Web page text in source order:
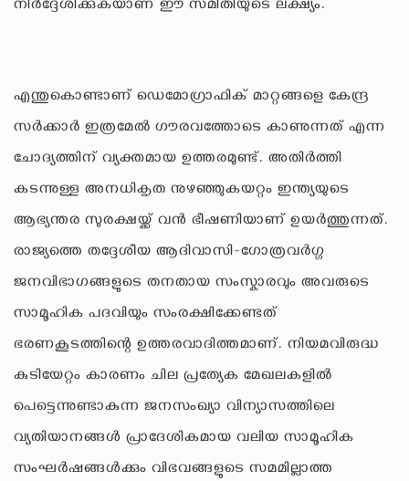
നിർദ്ദേശിക്കുകയാണ് ഈ സമിതിയുടെ ലക്ഷ്യം.
എന്തുകൊണ്ടാണ് ഡെമോഗ്രാഫിക് മാറ്റങ്ങളെ കേന്ദ്ര
സർക്കാർ ഇത്രമേൽ ഗൗരവത്തോടെ കാണുന്നത് എന്ന
ചോദ്യത്തിന് വ്യക്തമായ ഉത്തരമുണ്ട്. അതിർത്തി
കടന്നുള്ള അനധികൃത നുഴഞ്ഞുകയറ്റം ഇന്ത്യയുടെ
ആഭ്യന്തര സുരക്ഷയ്ക്ക് വൻ ഭീഷണിയാണ് ഉയർത്തുന്നത്.
രാജ്യത്തെ തദ്ദേശീയ ആദിവാസി-ഗോത്രവർഗ്ഗ
ജനവിഭാഗങ്ങളുടെ തനതായ സംസ്കാരവും അവരുടെ
സാമൂഹിക പദവിയും സംരക്ഷിക്കേണ്ടത്
ഭരണകൂടത്തിന്റെ ഉത്തരവാദിത്തമാണ്. നിയമവിരുദ്ധ
കുടിയേറ്റം കാരണം ചില പ്രത്യേക മേഖലകളിൽ
പെട്ടെന്നുണ്ടാകുന്ന ജനസംഖ്യാ വിന്യാസത്തിലെ
വ്യതിയാനങ്ങൾ പ്രാദേശികമായ വലിയ സാമൂഹിക
സംഘർഷങ്ങൾക്കും വിഭവങ്ങളുടെ സമമില്ലാത്ത